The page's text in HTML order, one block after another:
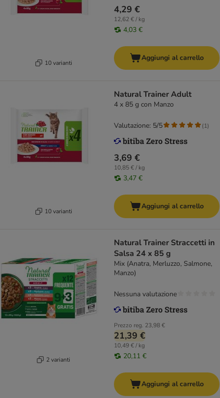
10 varianti
4,29 €
12,62 € / kg
4,03 €
Aggiungi al carrello
10 varianti
Natural Trainer Adult
4 x 85 g con Manzo
3,69 €
10,85 € / kg
3,47 €
Valutazione: 5/5 (1)
Aggiungi al carrello
2 varianti
Natural Trainer Straccetti in
Salsa 24 x 85 g
Mix (Anatra, Merluzzo, Salmone,
Manzo)
Prezzo reg. 23,98 €
21,39 €
10,49 € / kg
20,11 €
Nessuna valutazione
Aggiungi al carrello